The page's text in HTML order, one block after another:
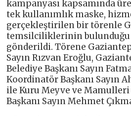
kampanyası kapsamında
tek kullanımlık maske,
gerçekleştirilen bir törenle
temsilciliklerinin bulunduğu
gönderildi. Törene Gaziantep
Sayın Rızvan Eroğlu,
Belediye Başkanı Sayın
Koordinatör Başkanı Sayın
ile Kuru Meyve ve
Başkanı Sayın Mehmet